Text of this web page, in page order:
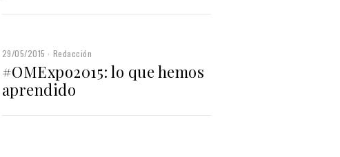
29/05/2015 Redacción
#OMExpo2015: lo que hemos
aprendido